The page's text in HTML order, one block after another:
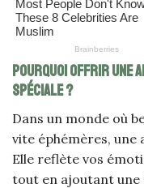
Pourquoi offrir une
spéciale ?
Dans un monde où
vite éphémères,
Elle reflète vos
tout en ajoutant une